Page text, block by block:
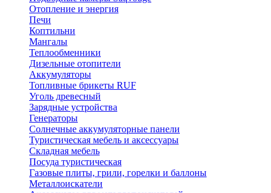
Отопление и энергия
Печи
Коптильни
Мангалы
Теплообменники
Дизельные отопители
Аккумуляторы
Топливные брикеты RUF
Уголь древесный
Зарядные устройства
Генераторы
Солнечные аккумуляторные панели
Туристическая мебель и аксессуары
Складная мебель
Посуда туристическая
Газовые плиты, грили, горелки и баллоны
Металлоискатели